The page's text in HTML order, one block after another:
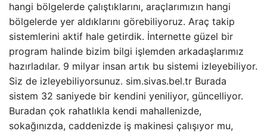
hangi bölgelerde çalıştıklarını, araçlarımızın hangi
bölgelerde yer aldıklarını görebiliyoruz. Araç takip
sistemlerini aktif hale getirdik. İnternette güzel bir
program halinde bizim bilgi işlemden arkadaşlarımız
hazırladılar. 9 milyar insan artık bu sistemi izleyebiliyor.
Siz de izleyebiliyorsunuz. sim.sivas.bel.tr Burada
sistem 32 saniyede bir kendini yeniliyor, güncelliyor.
Buradan çok rahatlıkla kendi mahallenizde,
sokağınızda, caddenizde iş makinesi çalışıyor mu,